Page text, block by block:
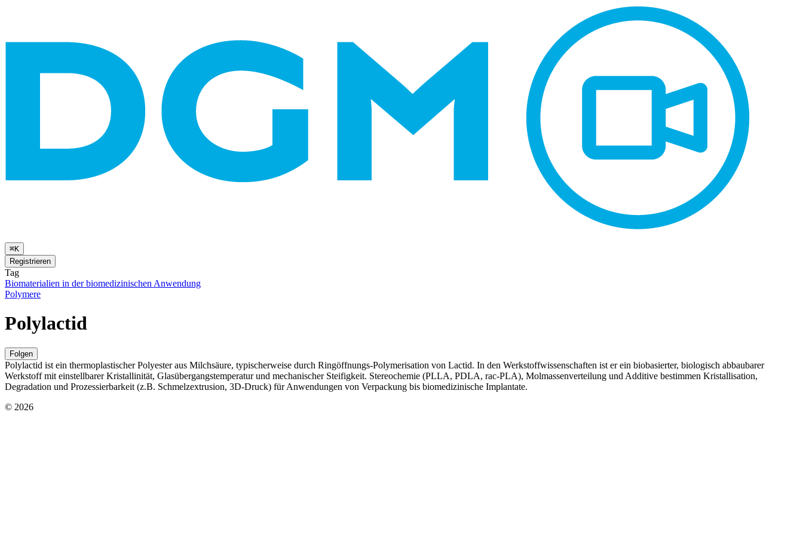
⌘K
Registrieren
Tag
Biomaterialien in der biomedizinischen Anwendung
Polymere
Polylactid
Folgen
Polylactid ist ein thermoplastischer Polyester aus Milchsäure, typischerweise durch Ringöffnungs-Polymerisation von Lactid. In den Werkstoffwissenschaften ist er ein biobasierter, biologisch abbaubarer
Werkstoff mit einstellbarer Kristallinität, Glasübergangstemperatur und mechanischer Steifigkeit. Stereochemie (PLLA, PDLA, rac-PLA), Molmassenverteilung und Additive bestimmen Kristallisation,
Degradation und Prozessierbarkeit (z.B. Schmelzextrusion, 3D-Druck) für Anwendungen von Verpackung bis biomedizinische Implantate.
© 2026